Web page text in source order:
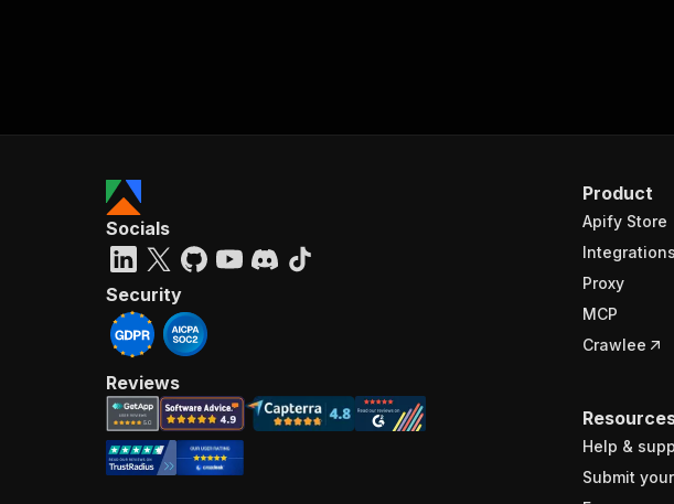
Product
Apify Store
Integrations
Proxy
MCP
Crawlee
Help &
Submit
Socials
Security
Reviews